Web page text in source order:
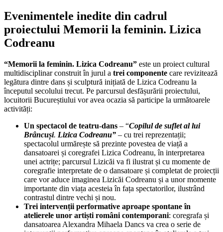
Evenimentele inedite din cadrul
proiectului Memorii la feminin. Lizica
Codreanu
“Memorii la feminin. Lizica Codreanu” este un proiect cultural
multidisciplinar construit în jurul a trei componente care revizitează
legătura dintre dans și sculptură inițiată de Lizica Codreanu la
începutul secolului trecut. Pe parcursul desfășurării proiectului,
locuitorii Bucureștiului vor avea ocazia să participe la următoarele
activități:
Un spectacol de teatru-dans – “Copilul de suflet al lui
Brâncuși. Lizica Codreanu” – cu trei reprezentații;
spectacolul urmărește să prezinte povestea de viață a
dansatoarei și coregrafei Lizica Codreanu, în interpretarea
unei actrițe; parcursul Lizicăi va fi ilustrat și cu momente de
coregrafie interpretate de o dansatoare și completat de proiecții
care vor aduce imaginea Lizicăi Codreanu și a unor momente
importante din viața acesteia în fața spectatorilor, ilustrând
contrastul dintre vechi și nou.
Trei intervenții performative aproape spontane în
atelierele unor artiști români contemporani: coregrafa și
dansatoarea Alexandra Mihaela Dancs va crea o serie de